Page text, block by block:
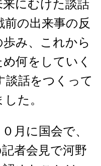
にむけた談話
の出来事の反
み、これから
何をしていく
談話をつくって
た。
月に国会で、
記者会見で河野